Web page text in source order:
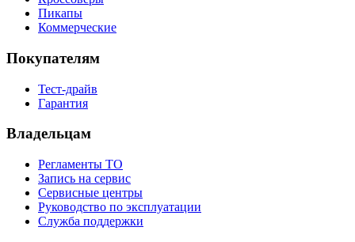
Пикапы
Коммерческие
Покупателям
Тест-драйв
Гарантия
Владельцам
Регламенты ТО
Запись на сервис
Сервисные центры
Руководство по эксплуатации
Служба поддержки